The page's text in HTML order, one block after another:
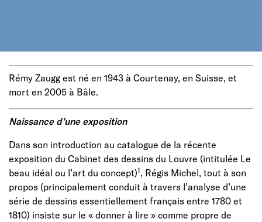
Rémy Zaugg est né en 1943 à Courtenay, en Suisse, et
mort en 2005 à Bâle.
Naissance d’une exposition
Dans son introduction au catalogue de la récente
exposition du Cabinet des dessins du Louvre (intitulée Le
beau idéal ou l’art du concept)1, Régis Michel, tout à son
propos (principalement conduit à travers l’analyse d’une
série de dessins essentiellement français entre 1780 et
1810) insiste sur le « donner à lire » comme propre de